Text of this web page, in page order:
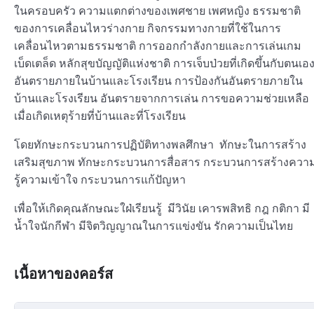
ในครอบครัว ความแตกต่างของเพศชาย เพศหญิง ธรรมชาติ
ของการเคลื่อนไหวร่างกาย กิจกรรมทางกายที่ใช้ในการ
เคลื่อนไหวตามธรรมชาติ การออกกำลังกายและการเล่นเกม
เบ็ดเตล็ด หลักสุขบัญญัติแห่งชาติ การเจ็บป่วยที่เกิดขึ้นกับตนเอง
อันตรายภายในบ้านและโรงเรียน การป้องกันอันตรายภายใน
บ้านและโรงเรียน อันตรายจากการเล่น การขอความช่วยเหลือ
เมื่อเกิดเหตุร้ายที่บ้านและที่โรงเรียน
โดยทักษะกระบวนการปฏิบัติทางพลศึกษา ทักษะในการสร้าง
เสริมสุขภาพ ทักษะกระบวนการสื่อสาร กระบวนการสร้างควา
รู้ความเข้าใจ กระบวนการแก้ปัญหา
เพื่อให้เกิดคุณลักษณะใฝ่เรียนรู้ มีวินัย เคารพสิทธิ กฎ กติกา มี
น้ำใจนักกีฬา มีจิตวิญญาณในการแข่งขัน รักความเป็นไทย
เนื้อหาของคอร์ส